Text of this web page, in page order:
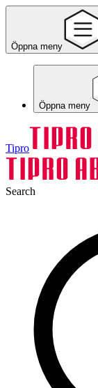
Öppna meny
Öppna meny
Tipro
Search